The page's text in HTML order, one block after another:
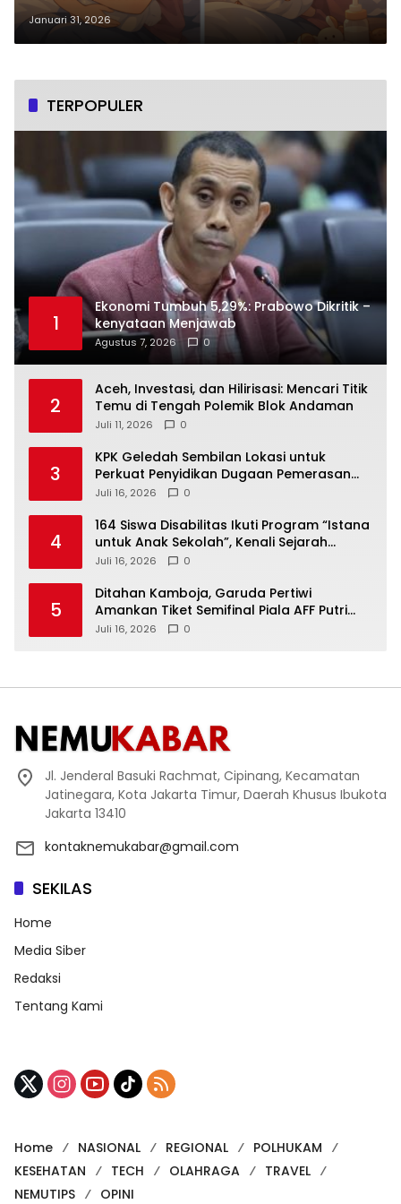
Pascamelahirkan
Januari 31, 2026
TERPOPULER
1
Ekonomi Tumbuh 5,29%: Prabowo Dikritik –
kenyataan Menjawab
Agustus 7, 2026 0
2
Aceh, Investasi, dan Hilirisasi: Mencari Titik
Temu di Tengah Polemik Blok Andaman
Juli 11, 2026 0
3
KPK Geledah Sembilan Lokasi untuk
Perkuat Penyidikan Dugaan Pemerasan
Bupati Sukoharjo Nonaktif
Juli 16, 2026 0
4
164 Siswa Disabilitas Ikuti Program “Istana
untuk Anak Sekolah”, Kenali Sejarah
Bangsa dan Pemerintahan
Juli 16, 2026 0
5
Ditahan Kamboja, Garuda Pertiwi
Amankan Tiket Semifinal Piala AFF Putri
2026
Juli 16, 2026 0
Jl. Jenderal Basuki Rachmat, Cipinang, Kecamatan
Jatinegara, Kota Jakarta Timur, Daerah Khusus Ibukota
Jakarta 13410
kontaknemukabar@gmail.com
SEKILAS
Home
Media Siber
Redaksi
Tentang Kami
Home NASIONAL REGIONAL
POLHUKAM
KESEHATAN
TECH OLAHRAGA
TRAVEL
NEMUTIPS
OPINI